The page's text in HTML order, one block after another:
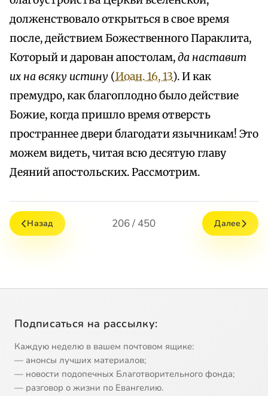
долженствовало открыться в свое время
после, действием Божественного Параклита,
Который и дарован апостолам,да наставит
их на всяку истину (Иоан. 16, 13). И как
премудро, как благоплодно было действие
Божие, когда пришло время отверсть
пространнее двери благодати язычникам! Это
можем видеть, читая всю десятую главу
Деяний апостольских. Рассмотрим.
Назад 206 / 450 Далее
Подписаться на рассылку:
Каждую неделю в вашем почтовом ящике:
— анонсы лучших материалов;
— новости подопечных Благотворительного фонда;
— разговор о жизни по Евангелию.